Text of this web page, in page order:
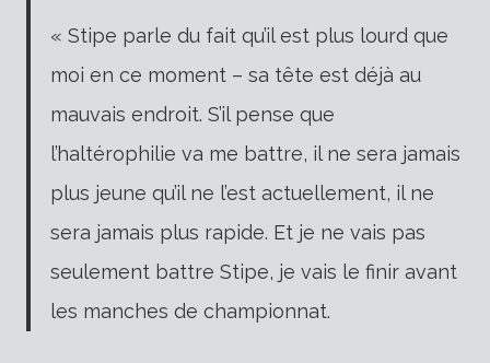
« Stipe parle du fait qu’il est plus lourd que
moi en ce moment – sa tête est déjà au
mauvais endroit. S’il pense que
l’haltérophilie va me battre, il ne sera jamais
plus jeune qu’il ne l’est actuellement, il ne
sera jamais plus rapide. Et je ne vais pas
seulement battre Stipe, je vais le finir avant
les manches de championnat.